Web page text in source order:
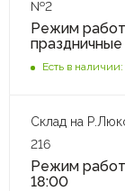
№2
Режим
Есть в
Склад на
216
Режим
18:00